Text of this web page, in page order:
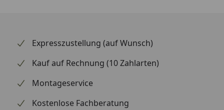
Expresszustellung (auf Wunsch)
Kauf auf Rechnung (10 Zahlarten)
Montageservice
Kostenlose Fachberatung